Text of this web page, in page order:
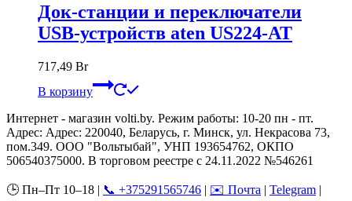
Док-станции и переключатели
USB-устройств aten US224-AT
717,49 Br
В корзину
Интернет - магазин volti.by. Режим работы: 10-20 пн - пт.
Адрес: Адрес: 220040, Беларусь, г. Минск, ул. Некрасова 73,
пом.349. ООО "Вольтыбай", УНП 193654762, ОКПО
506540375000. В торговом реестре с 24.11.2022 №546261
🕒 Пн–Пт 10–18 | 📞 +375291565746 | ✉️ Почта | Telegram |